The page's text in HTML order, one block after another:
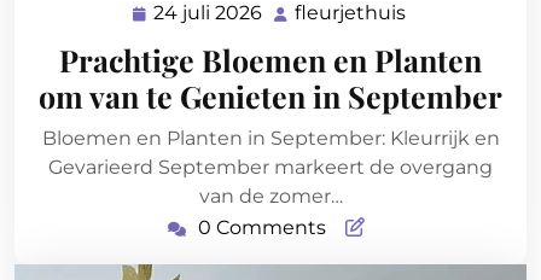
24 juli 2026 24
2026
fleurjethuis
Prachtige Bloemen en Planten
om van te Genieten in September
Bloemen en Planten in September: Kleurrijk en
Gevarieerd September markeert de overgang
van de zomer…
0 Comments